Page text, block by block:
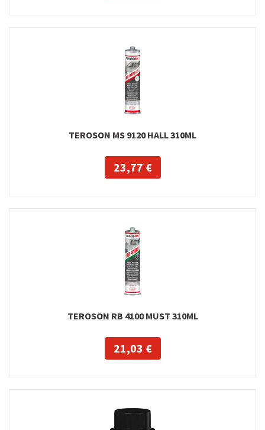
TEROSON MS 9120 HALL 310ML
23,77 €
TEROSON RB 4100 MUST 310ML
21,03 €